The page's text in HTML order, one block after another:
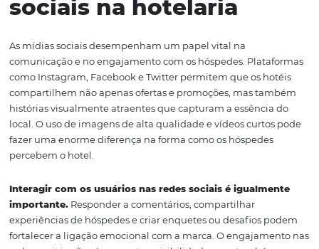
estão buscando. Ao criar conteúdo que responda a essas
também aumenta as chances de conversão.
É importante também que o conteúdo deve ser
Posts de blog, vídeos, infográficos e imagens podem ser
de maneira conjunta para manter o público engajado.
estratégia de marketing de conteúdo bem estruturada
apenas atrai novos hóspedes, mas também mantém os
retornos e recomendações.